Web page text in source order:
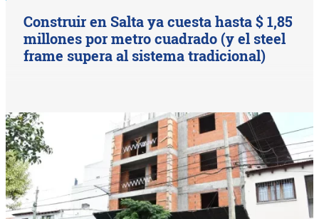
Construir en Salta ya cuesta hasta $ 1,85
millones por metro cuadrado (y el steel
frame supera al sistema tradicional)